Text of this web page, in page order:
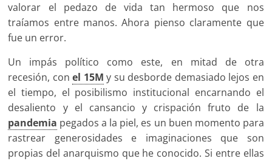
valorar el pedazo de vida tan hermoso que nos
traíamos entre manos. Ahora pienso claramente que
fue un error.
Un impás político como este, en mitad de otra
recesión, conel 15M y su desborde demasiado lejos en
el tiempo, el posibilismo institucional encarnando el
desaliento y el cansancio y crispación fruto de la
pandemia pegados a la piel, es un buen momento para
rastrear generosidades e imaginaciones que son
propias del anarquismo que he conocido. Si entre ellas